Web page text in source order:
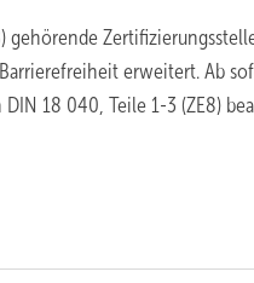
erweitert. Ab
18 040, Teile 1-3 (ZE8)